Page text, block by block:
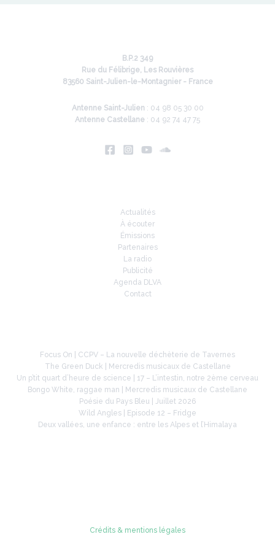
B.P.2 349
Rue du Félibrige, Les Rouvières
83560 Saint-Julien-le-Montagnier - France
Antenne Saint-Julien : 04 98 05 30 00
Antenne Castellane : 04 92 74 47 75
Actualités
À écouter
Émissions
Partenaires
La radio
Publicité
Agenda DLVA
Contact
Focus On | CCPV – La nouvelle déchèterie de Tavernes
The Green Duck | Mercredis musicaux de Castellane
Un p’tit quart d’heure de science | 17 – L’intestin, notre 2ème cerveau
Bongo White, raggae man | Mercredis musicaux de Castellane
Poésie du Pays Bleu | Juillet 2026
Wild Angles | Episode 12 – Fridge
Deux vallées, une enfance : entre les Alpes et l’Himalaya
Crédits & mentions légales